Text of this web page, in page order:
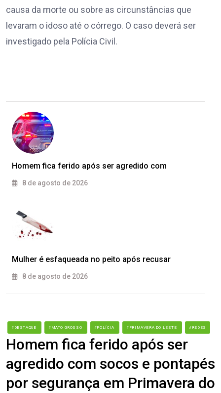
causa da morte ou sobre as circunstâncias que
levaram o idoso até o córrego. O caso deverá ser
investigado pela Polícia Civil.
Homem fica ferido após ser agredido com
8 de agosto de 2026
Mulher é esfaqueada no peito após recusar
8 de agosto de 2026
#DESTAQUE #MATO GROSSO #POLÍCIA #PRIMAVERA DO LESTE #REDES
Homem fica ferido após ser
agredido com socos e pontapés
por segurança em Primavera do